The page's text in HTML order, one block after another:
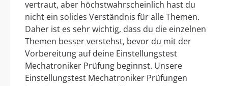
vertraut, aber höchstwahrscheinlich hast du
nicht ein solides Verständnis für alle Themen.
Daher ist es sehr wichtig, dass du die einzelnen
Themen besser verstehst, bevor du mit der
Vorbereitung auf deine Einstellungstest
Mechatroniker Prüfung beginnst. Unsere
Einstellungstest Mechatroniker Prüfungen